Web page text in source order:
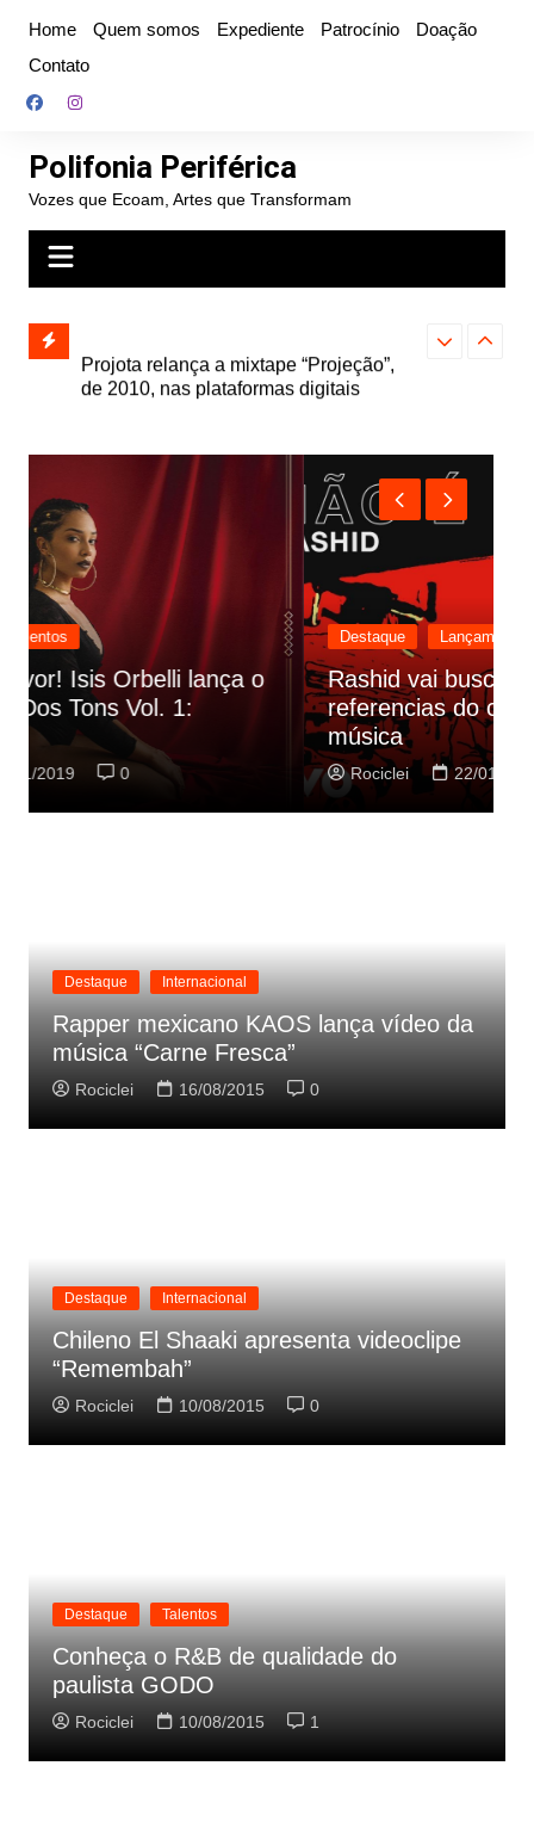
conteúdo
Home Quem somos Expediente Patrocínio
Doação
Contato
Polifonia Periférica
Vozes que Ecoam, Artes que Transformam
e abre
autoral,
de 2010, nas plataformas digitais
Farofa
Destaque
Rashid vai buscar nos HQs as
referencias do clipe de sua nova
música
Rociclei 0
Destaque Internacional
Rapper mexicano KAOS lança vídeo da
música “Carne Fresca”
Rociclei 16/08/2015 0
Destaque Internacional
Chileno El Shaaki apresenta videoclipe
“Remembah”
Rociclei 10/08/2015 0
Destaque Talentos
Conheça o R&B de qualidade do
paulista GODO
Rociclei 10/08/2015 1